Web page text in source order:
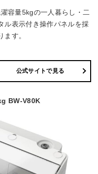
容量5kgの一人暮らし・二
ル表示付き操作パネルを採
す。
公式サイトで見る
BW-V80K